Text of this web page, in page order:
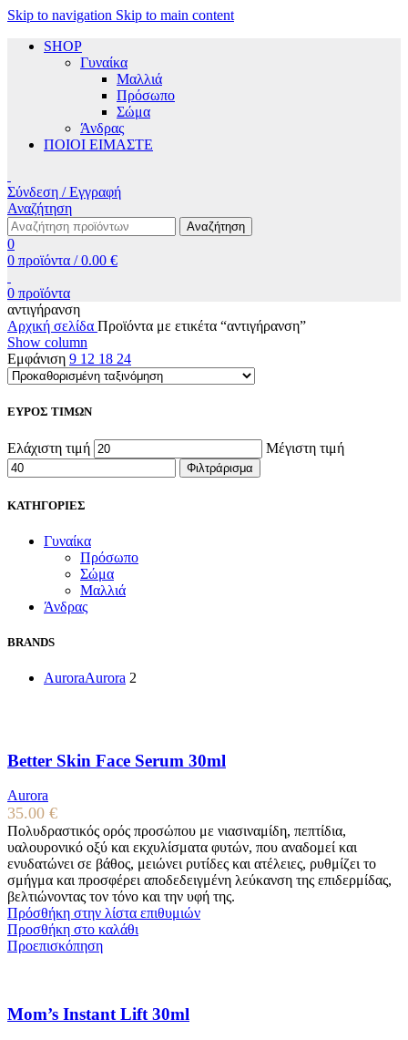
Skip to navigation Skip to main content
SHOP
Γυναίκα
Μαλλιά
Πρόσωπο
Σώμα
Άνδρας
ΠΟΙΟΙ ΕΙΜΑΣΤΕ
Σύνδεση / Εγγραφή
Αναζήτηση
Αναζήτηση
0
0 προϊόντα / 0.00 €
0 προϊόντα
αντιγήρανση
Αρχική σελίδα Προϊόντα με ετικέτα “αντιγήρανση”
Show column
Εμφάνιση 9 12 18 24
ΕΥΡΟΣ ΤΙΜΩΝ
Ελάχιστη τιμή Μέγιστη τιμή
Φιλτράρισμα
ΚΑΤΗΓΟΡΙΕΣ
Γυναίκα
Πρόσωπο
Σώμα
Μαλλιά
Άνδρας
BRANDS
AuroraAurora 2
Better Skin Face Serum 30ml
Aurora
35.00 €
Πολυδραστικός ορός προσώπου με νιασιναμίδη, πεπτίδια,
υαλουρονικό οξύ και εκχυλίσματα φυτών, που αναδομεί και
ενυδατώνει σε βάθος, μειώνει ρυτίδες και ατέλειες, ρυθμίζει το
σμήγμα και προσφέρει αποδεδειγμένη λεύκανση της επιδερμίδας,
βελτιώνοντας τον τόνο και την υφή της.
Πρόσθήκη στην λίστα επιθυμιών
Προσθήκη στο καλάθι
Προεπισκόπηση
Mom’s Instant Lift 30ml